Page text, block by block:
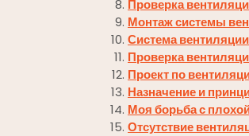
Проверка
Монтаж системы
Система
Проверка
Проект по
Назначение и
Моя борьба с
Отсутствие